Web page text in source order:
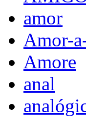
amor
Amor-
Amore
anal